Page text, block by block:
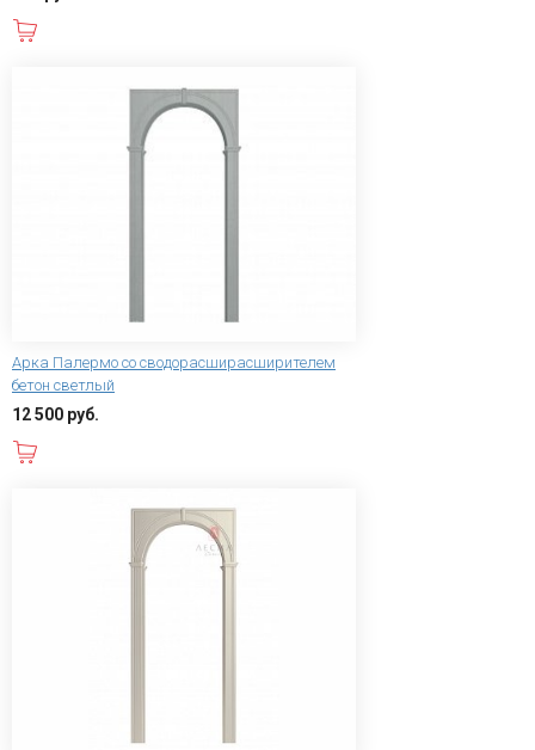
Арка Палермо со сводорасширасширителем
бетон светлый
12 500 руб.